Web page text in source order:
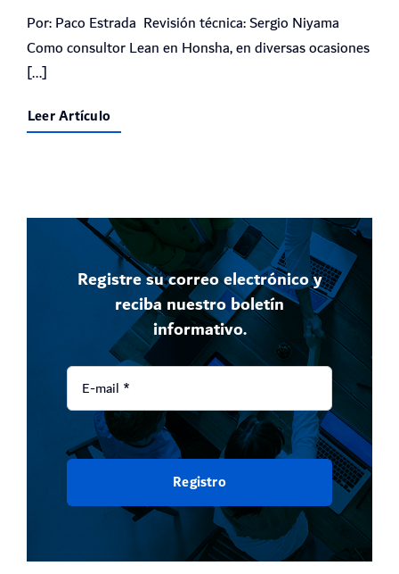
Por: Paco Estrada Revisión técnica: Sergio Niyama
Como consultor Lean en Honsha, en diversas ocasiones
[...]
Leer Artículo
Registre su correo electrónico y
reciba nuestro boletín
informativo.
Registro